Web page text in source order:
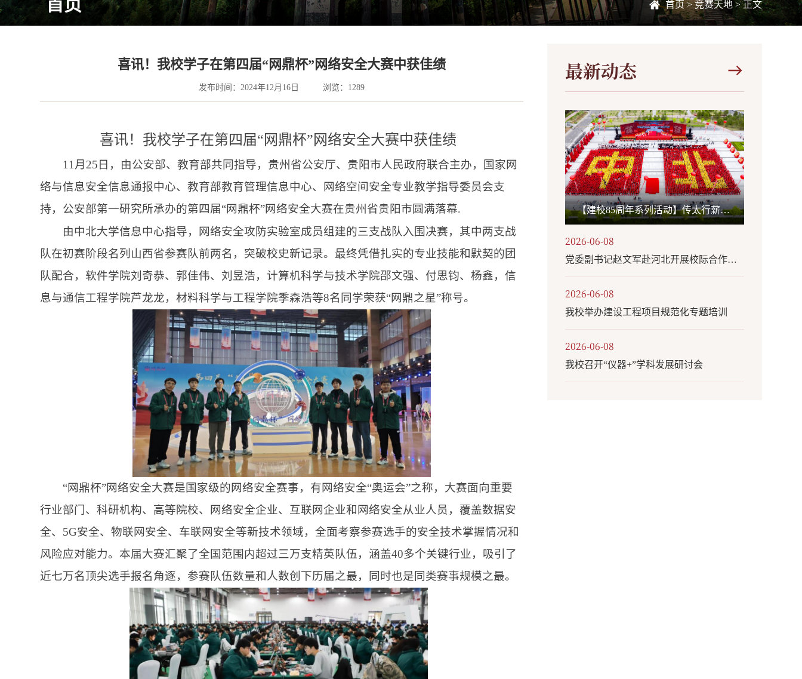
首页 首页>竞赛天地> 正文
喜讯！我校学子在第四届“网鼎杯”网络安全大赛中获佳绩
发布时间：2024年12月16日 浏览： 1289
喜讯！我校学子在第四届“网鼎杯”网络安全大赛中获佳绩
11月25日，由公安部、教育部共同指导，贵州省公安厅、贵阳市人民政府联合主办，国家网
络与信息安全信息通报中心、教育部教育管理信息中心、网络空间安全专业教学指导委员会支
持，公安部第一研究所承办的第四届“网鼎杯”网络安全大赛在贵州省贵阳市圆满落幕。
由中北大学信息中心指导， 网络安全攻防实验室成员组建的三支战队入围决赛，其中两支战
队在初赛阶段名列山西省参赛队前两名，突破校史新记录。最终凭借扎实的专业技能和默契的团
队配合，软件学院刘奇恭、郭佳伟、刘昱浩，计算机科学与技术学院邵文强、付思钧、杨鑫，信
息与通信工程学院芦龙龙，材料科学与工程学院季森浩等8名同学荣获“网鼎之星”称号。
“网鼎杯”网络安全大赛是国家级的网络安全赛事，有网络安全“奥运会”之称，大赛面向重要
行业部门、科研机构、高等院校、网络安全企业、互联网企业和网络安全从业人员，覆盖数据安
全、5G安全、物联网安全、车联网安全等新技术领域，全面考察参赛选手的安全技术掌握情况和
风险应对能力。本届大赛汇聚了全国范围内超过三万支精英队伍，涵盖40多个关键行业，吸引了
近七万名顶尖选手报名角逐，参赛队伍数量和人数创下历届之最，同时也是同类赛事规模之最。
最新动态
【建校85周年系列活动】传太行薪火创时代一流 承国旗荣光担强国使命——我校举办“国旗下的思政课”主题活动
2026-06-08
党委副书记赵文军赴河北开展校际合作、访企拓岗活动
2026-06-08
我校举办建设工程项目规范化专题培训
2026-06-08
我校召开“仪器+”学科发展研讨会